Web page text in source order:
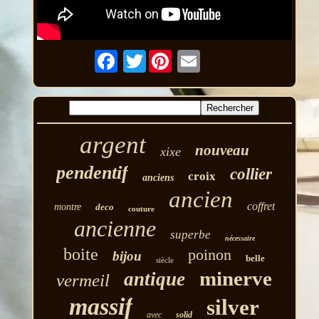
Twitter
argent xixe nouveau
pendentif anciens croix collier
montre deco couture ancien coffret
ancienne superbe nécessaire
boite bijou siècle poinon belle
vermeil antique minerve
massif avec solid silver